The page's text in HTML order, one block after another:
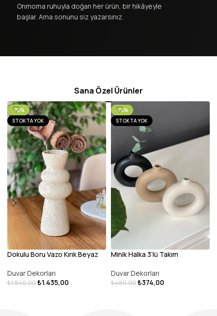
Onmoma ruhuyla doğan her ürün, bir hikâyeyle
başlar. Ama sonunu siz yazarsınız.
Sana Özel Ürünler
-22%
STOKTA YOK
Dokulu Boru Vazo Kırık Beyaz
Duvar Dekorları
₺1.840,00₺1.435,00
-22%
STOKTA YOK
Minik Halka 3’lü Takım
Duvar Dekorları
₺480,00₺374,00